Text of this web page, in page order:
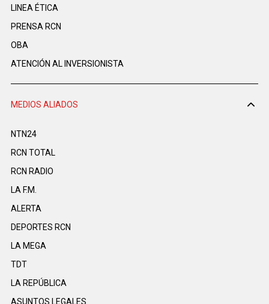
LINEA ÉTICA
PRENSA RCN
OBA
ATENCIÓN AL INVERSIONISTA
MEDIOS ALIADOS
NTN24
RCN TOTAL
RCN RADIO
LA F.M.
ALERTA
DEPORTES RCN
LA MEGA
TDT
LA REPÚBLICA
ASUNTOS LEGALES